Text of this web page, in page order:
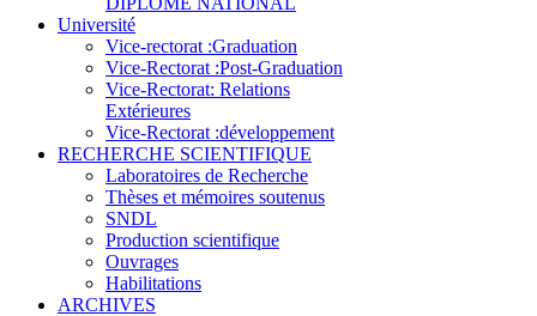
Université
Vice-rectorat :Graduation
Vice-Rectorat :Post-Graduation
Vice-Rectorat: Relations
Extérieures
Vice-Rectorat :développement
RECHERCHE SCIENTIFIQUE
Laboratoires de Recherche
Thèses et mémoires soutenus
SNDL
Production scientifique
Ouvrages
Habilitations
ARCHIVES